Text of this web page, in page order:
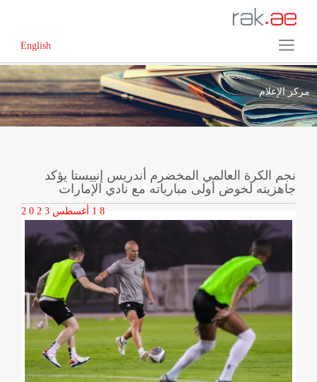
English
مركز الإعلام
نجم الكرة العالمي المخضرم أندريس إنييستا يؤكد
جاهزيته لخوض أولى مبارياته مع نادي الإمارات
2 0 2 3 1 8